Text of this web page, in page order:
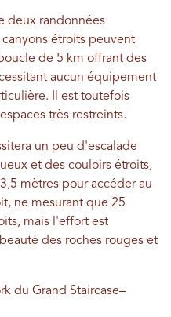
deux randonnées
étroits peuvent
de 5 km offrant des
aucun équipement
Il est toutefois
très restreints.
un peu d'escalade
et des couloirs étroits,
mètres pour accéder au
ne mesurant que 25
mais l'effort est
des roches rouges et
du Grand Staircase–